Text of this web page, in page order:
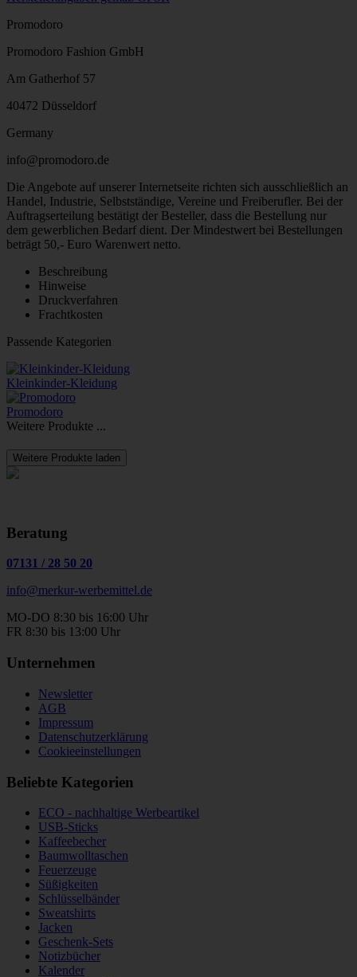
Promodoro
Promodoro Fashion GmbH
Am Gatherhof 57
40472 Düsseldorf
Germany
info@promodoro.de
Die Angebote auf unserer Internetseite richten sich ausschließlich an
Handel, Industrie, Selbstständige, Vereine und Freiberufler. Bei der
Auftragserteilung bestätigt der Besteller, dass die Bestellung nur
dem gewerblichen Bedarf dient. Der Mindestwert bei Bestellungen
beträgt 50,- Euro Warenwert netto.
Beschreibung
Hinweise
Druckverfahren
Frachtkosten
Passende Kategorien
Kleinkinder-Kleidung
Promodoro
Weitere Produkte ...
Weitere Produkte laden
Beratung
07131 / 28 50 20
info@merkur-werbemittel.de
MO-DO 8:30 bis 16:00 Uhr
FR 8:30 bis 13:00 Uhr
Unternehmen
Newsletter
AGB
Impressum
Datenschutzerklärung
Cookieeinstellungen
Beliebte Kategorien
ECO - nachhaltige Werbeartikel
USB-Sticks
Kaffeebecher
Baumwolltaschen
Feuerzeuge
Süßigkeiten
Schlüsselbänder
Sweatshirts
Jacken
Geschenk-Sets
Notizbücher
Kalender